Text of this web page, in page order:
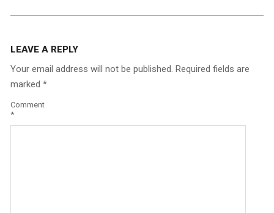
LEAVE A REPLY
Your email address will not be published. Required fields are
marked *
Comment
*